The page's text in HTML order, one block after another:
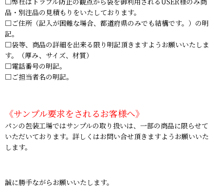
品・別注品の見積もりをいたしております。
□ご住所（記入が困難な場合、都道府県のみでも結構です。）の明
記。
□袋等、商品の詳細を出来る限り明記頂きますようお願いいたしま
す。（厚み、サイズ、材質）
□電話番号の明記。
□ご担当者名の明記。
《サンプル要求をされるお客様へ》
パンの包装工場ではサンプルの取り扱いは、一部の商品に限らせて
いただいております。詳しくはお問い合せ頂きますようお願いいた
します。
誠に勝手ながらお願いいたします。